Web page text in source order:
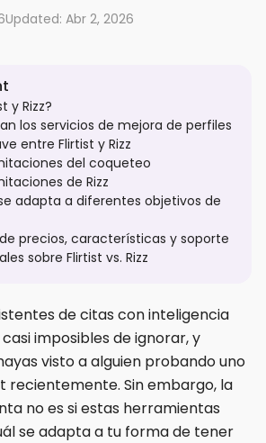
Updated: Abr 2, 2026
de citas con inteligencia
imposibles de ignorar, y
visto a alguien probando uno
recientemente. Sin embargo, la
no es si estas herramientas
se adapta a tu forma de tener
y Rizz?
los servicios de mejora de perfiles
entre Flirtist y Rizz
del coqueteo
de Rizz
adapta a diferentes objetivos de
precios, características y soporte
sobre Flirtist vs. Rizz